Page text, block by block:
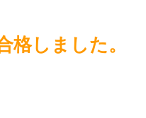
しました。